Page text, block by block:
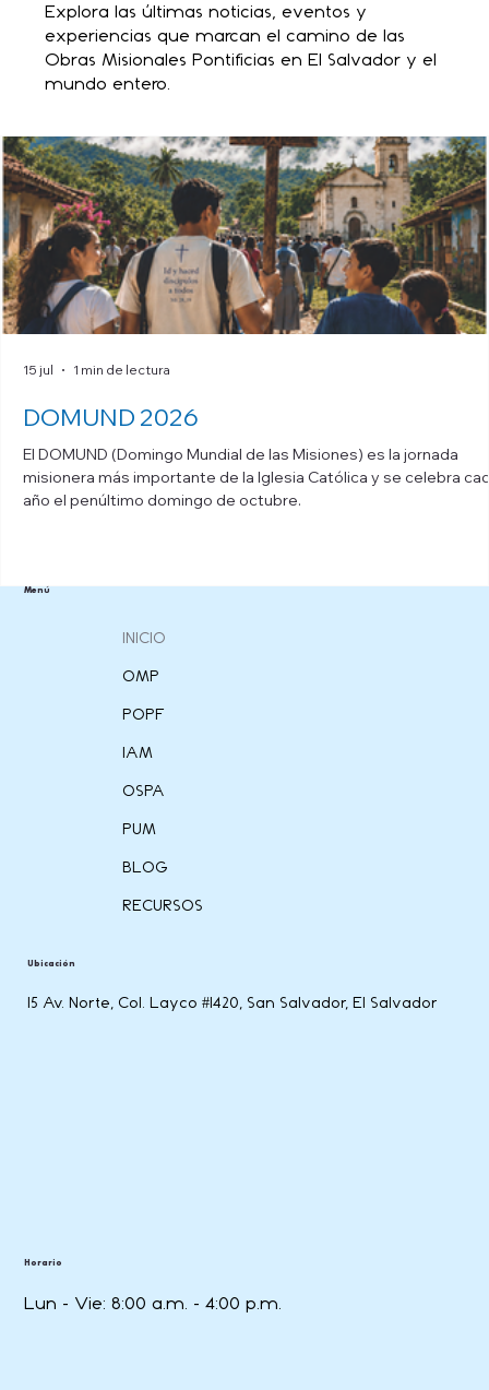
Explora las últimas noticias, eventos y
experiencias que marcan el camino de las
Obras Misionales Pontificias en El Salvador y el
mundo entero.
DOMUND 2026
El DOMUND (Domingo Mundial de las Misiones) es la jornada
misionera más importante de la Iglesia Católica y se celebra
año el penúltimo domingo de octubre.
15 jul 1 min de lectura
Menú
INICIO
OMP
POPF
IAM
OSPA
PUM
BLOG
RECURSOS
Horario
Lun - Vie: 8:00 a.m. - 4:00 p.m.
Ubicación
15 Av. Norte, Col. Layco #1420, San Salvador, El Salvador